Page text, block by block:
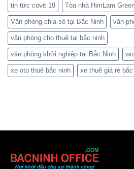
tin tức covit 19 Tòa nhà HimLam
Văn phòng chia sẻ tại Bắc Ninh văn
văn phòng cho thuê tại bắc ninh
văn phòng khởi nghiệp tại Bắc Ninh
xe oto thuê bắc ninh xe thuê giá rẻ